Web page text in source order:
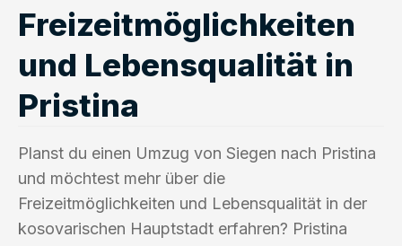
Freizeitmöglichkeiten
und Lebensqualität in
Pristina
Planst du einen Umzug von Siegen nach Pristina
und möchtest mehr über die
Freizeitmöglichkeiten und Lebensqualität in der
kosovarischen Hauptstadt erfahren? Pristina